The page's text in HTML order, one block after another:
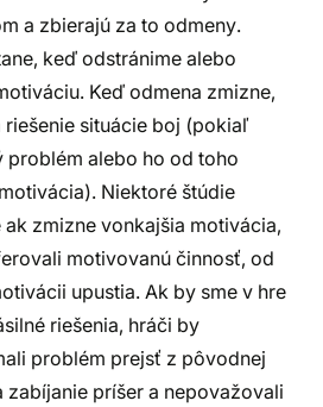
a zbierajú za to odmeny.
keď odstránime alebo
Keď odmena zmizne,
situácie boj (pokiaľ
problém alebo ho od toho
Niektoré štúdie
zmizne vonkajšia motivácia,
motivovanú činnosť, od
upustia. Ak by sme v hre
riešenia, hráči by
problém prejsť z pôvodnej
zabíjanie príšer a nepovažovali